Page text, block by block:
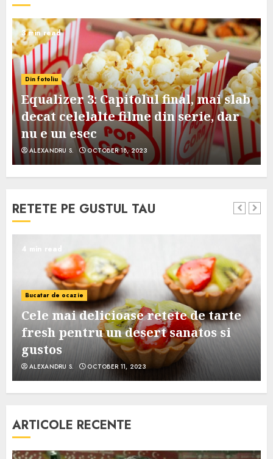
3 min read
Din fotoliu
Equalizer 3: Capitolul final, mai slab
decat celelalte filme din serie, dar
nu e un esec
ALEXANDRU S. OCTOBER 18, 2023
RETETE PE GUSTUL TAU
4 min read
Bucatar de ocazie
Cele mai delicioase retete de tarte
fresh pentru un desert sanatos si
gustos
ALEXANDRU S. OCTOBER 11, 2023
ARTICOLE RECENTE